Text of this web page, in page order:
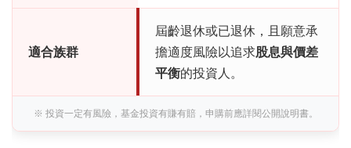
適合族群
屆齡退休或已退休，且願意承
擔適度風險以追求股息與價差
平衡的投資人。
※ 投資一定有風險，基金投資有賺有賠，申購前應詳閱公開說明書。